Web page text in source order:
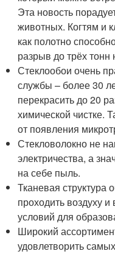
Эта новость
животных. Когтям и
как полотно
разрыв до трёх тонн
Стеклообои очень
службы – более 30
перекрасить до 20
химической чистке.
от появления
Стекловолокно не
электричества, а
на себе пыль.
Тканевая структура
проходить воздуху
условий для
Широкий
удовлетворить